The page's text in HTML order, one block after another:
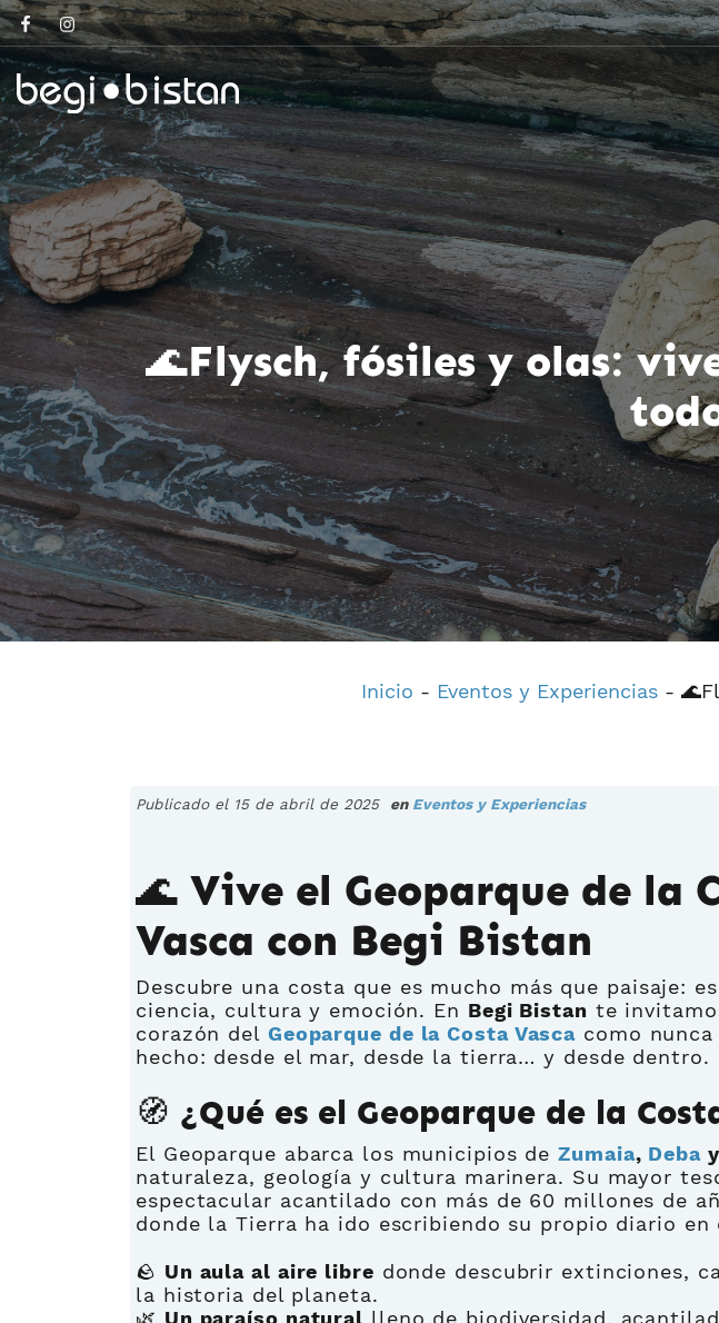
🌊Flysch, fósiles y olas:
Inicio - Eventos y Experiencias -
Publicado el 15 de abril de 2025 en Eventos y Experiencias
🌊 Vive el Geoparque de la
Vasca con Begi Bistan
Descubre una costa que es mucho más que paisaje:
ciencia, cultura y emoción. En Begi Bistan te
corazón del Geoparque de la Costa Vasca como
hecho: desde el mar, desde la tierra… y desde dentro.
🧭 ¿Qué es el Geoparque de la
El Geoparque abarca los municipios deZumaia, Deba y
naturaleza, geología y cultura marinera. Su mayor
espectacular acantilado con más de 60 millones de
donde la Tierra ha ido escribiendo su propio diario en
🪨 Un aula al aire libre donde descubrir extinciones,
la historia del planeta.
🌿 Un paraíso natural lleno de biodiversidad,